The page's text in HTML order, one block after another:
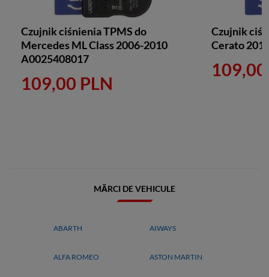
Czujnik ciśnienia TPMS do
Mercedes ML Class 2006-2010
A0025408017
109,00 PLN
Czujnik
Cerato
MĂRCI DE VEHICULE
ABARTH AIWAYS
ALFA ROMEO ASTON MARTIN